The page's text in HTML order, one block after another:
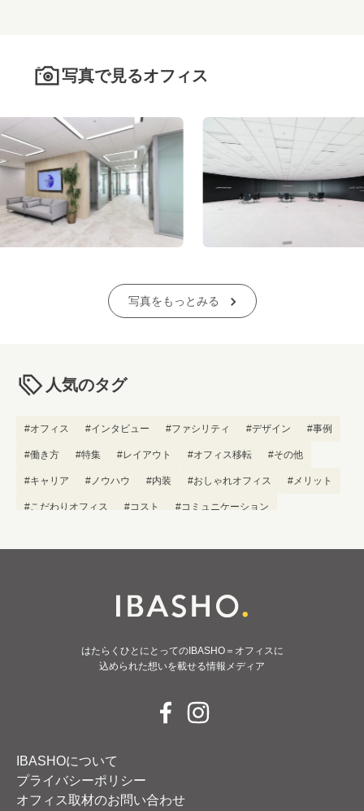
写真で見るオフィス
写真をもっとみる
人気のタグ
#オフィス #インタビュー #ファシリティ #デザイン #事例
#働き方 #特集 #レイアウト #オフィス移転 #その他
#キャリア #ノウハウ #内装 #おしゃれオフィス #メリット
#こだわりオフィス #コスト #コミュニケーション
はたらくひとにとってのIBASHO＝オフィスに
込められた想いを載せる情報メディア
IBASHOについて
プライバシーポリシー
オフィス取材のお問い合わせ